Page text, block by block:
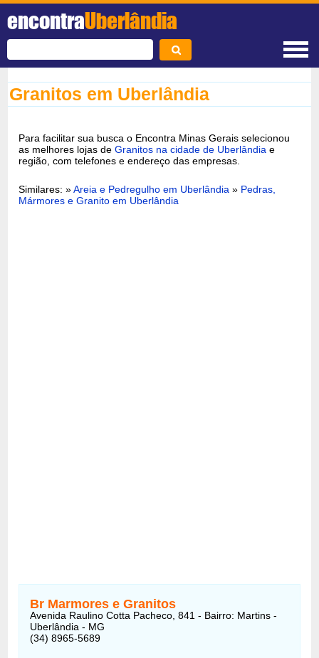
encontraUberlândia
Granitos em Uberlândia
Para facilitar sua busca o Encontra Minas Gerais selecionou
as melhores lojas deGranitos na cidade de Uberlândia e
região, com telefones e endereço das empresas.
Similares: »Areia e Pedregulho em Uberlândia » Pedras,
Mármores e Granito em Uberlândia
Br Marmores e Granitos
Avenida Raulino Cotta Pacheco, 841 - Bairro: Martins -
Uberlândia - MG
(34) 8965-5689